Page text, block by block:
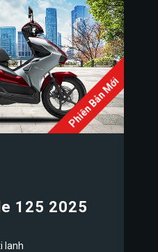
Phiên Bản Mới
125 2025
lanh